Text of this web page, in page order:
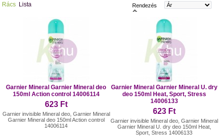
Rács Lista Rendezés
Garnier Mineral Garnier Mineral deo
150ml Action control 14006114
623 Ft
Garnier invisible Mineral deo, Garnier Mineral
Garnier Mineral deo 150ml Action control
14006114
Garnier Mineral Garnier Mineral U. dry
deo 150ml Heat, Sport, Stress
14006133
623 Ft
Garnier invisible Mineral deo, Garnier Mineral
Garnier Mineral U. dry deo 150ml Heat,
Sport, Stress 14006133